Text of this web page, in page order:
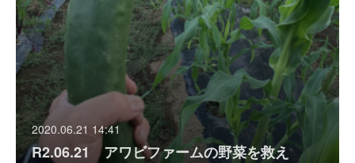
2020.06.21 14:41
R2.06.21 アワビファームの野菜を救え